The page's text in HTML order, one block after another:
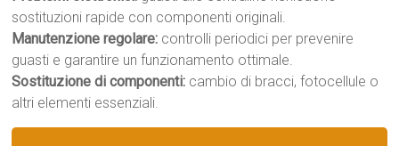
sostituzioni rapide con componenti originali.
Manutenzione regolare: controlli periodici per prevenire
guasti e garantire un funzionamento ottimale.
Sostituzione di componenti: cambio di bracci, fotocellule o
altri elementi essenziali.